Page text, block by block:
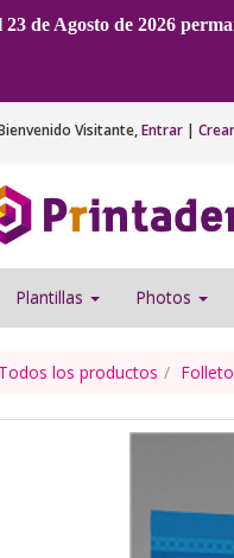
23 de Agosto de 2026
Visitante,Entrar |
Plantillas Photos
Todos los productos